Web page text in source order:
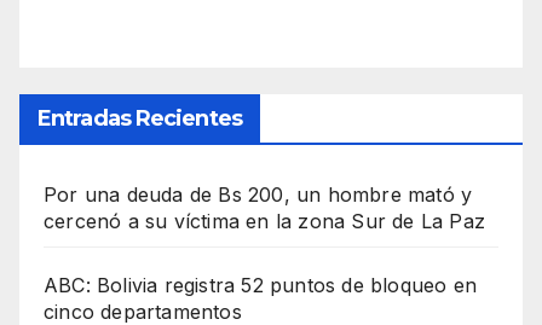
Entradas Recientes
Por una deuda de Bs 200, un hombre mató y
cercenó a su víctima en la zona Sur de La Paz
ABC: Bolivia registra 52 puntos de bloqueo en
cinco departamentos